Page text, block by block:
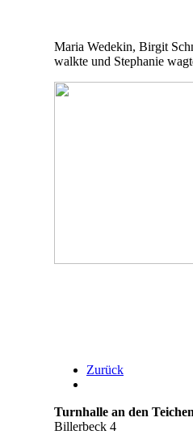
Maria Wedekin, Birgit
walkte und Stephanie
Zurück
Turnhalle an den Teichen
Billerbeck 4